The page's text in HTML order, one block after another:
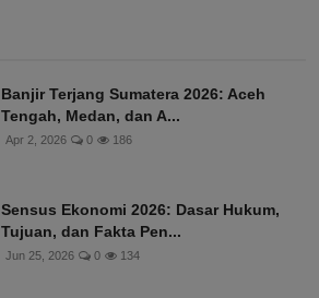
Banjir Terjang Sumatera 2026: Aceh
Tengah, Medan, dan A...
Apr 2, 2026 0 186
Sensus Ekonomi 2026: Dasar Hukum,
Tujuan, dan Fakta Pen...
Jun 25, 2026 0 134